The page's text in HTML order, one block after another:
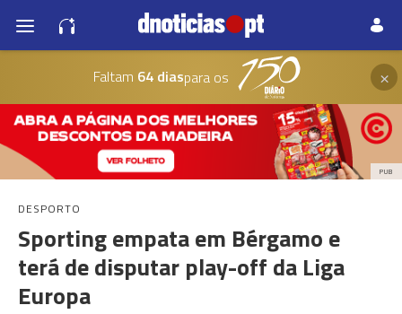
Faltam 64 diaspara os ×
PUB
DESPORTO
Sporting empata em Bérgamo e
terá de disputar play-off da Liga
Europa